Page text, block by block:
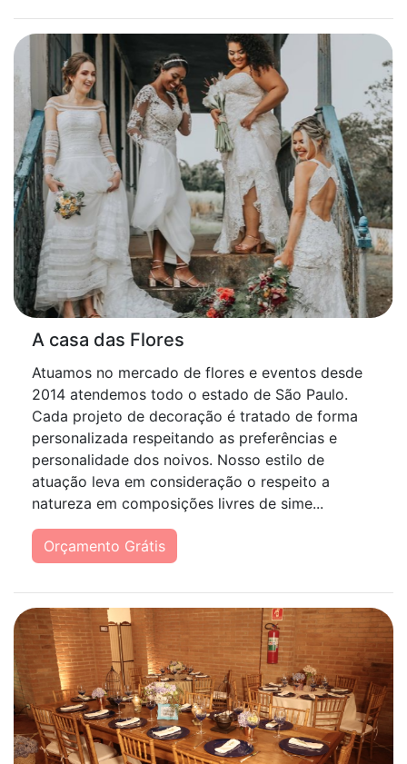
A casa das Flores
Atuamos no mercado de flores e eventos desde
2014 atendemos todo o estado de São Paulo.
Cada projeto de decoração é tratado de forma
personalizada respeitando as preferências e
personalidade dos noivos. Nosso estilo de
atuação leva em consideração o respeito a
natureza em composições livres de sime...
Orçamento Grátis